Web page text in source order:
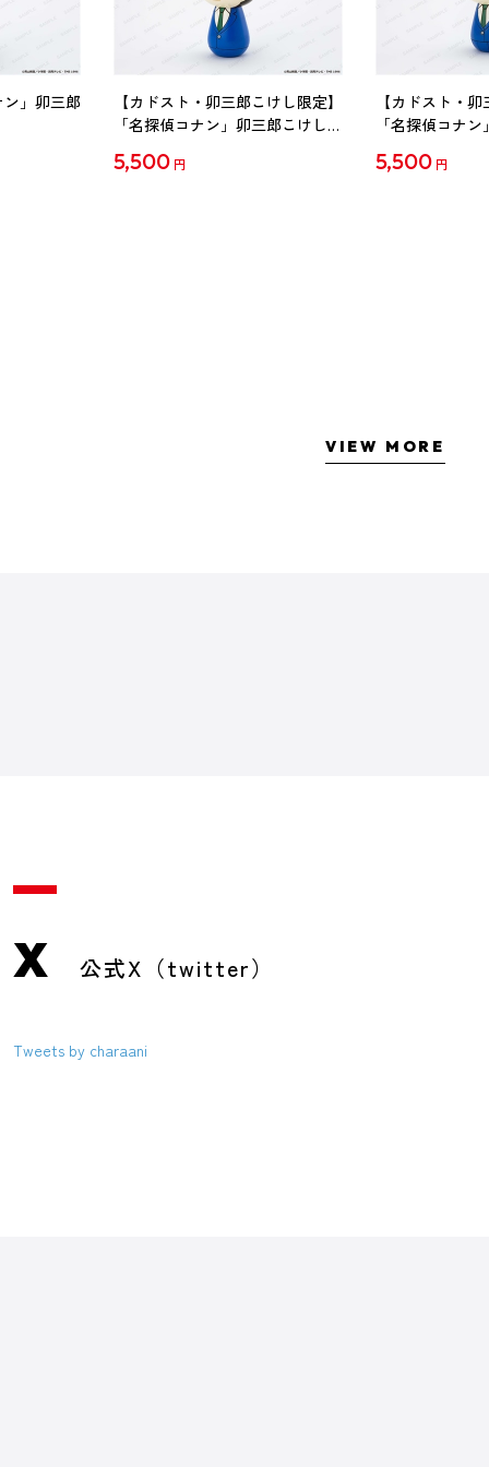
」卯三郎
【カドスト・卯三郎こけし限定】
「名探偵コナン」卯三郎こけし
5,500 円
【カドスト・
「名探偵コナ
5,500 円
VIEW MORE
X 公式X（twitter）
Tweets by charaani